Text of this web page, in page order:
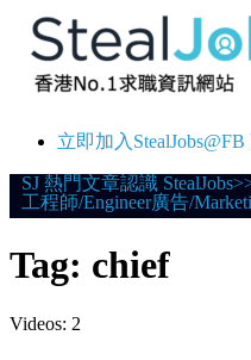
立即加入
Skip
to
SJ 熱門文章認識 StealJobs
工程師/Engineer廣告/
Tag: chief
Videos: 2